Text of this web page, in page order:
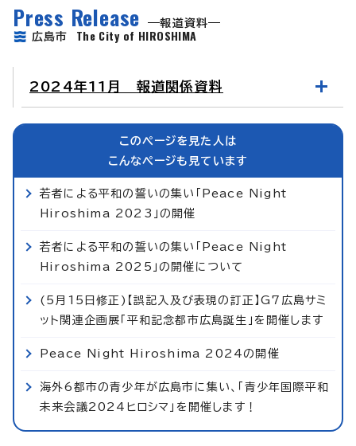
Press Release
報道資料
広島市 The City of HIROSHIMA
2024年11月 報道関係資料
このページを見た人は
こんなページも見ています
若者による平和の誓いの集い「Peace Night
Hiroshima 2023」の開催
若者による平和の誓いの集い「Peace Night
Hiroshima 2025」の開催について
(5月15日修正)【誤記入及び表現の訂正】G7広島サミ
ット関連企画展「平和記念都市広島誕生」を開催します
Peace Night Hiroshima 2024の開催
海外6都市の青少年が広島市に集い、「青少年国際平和
未来会議2024ヒロシマ」を開催します！